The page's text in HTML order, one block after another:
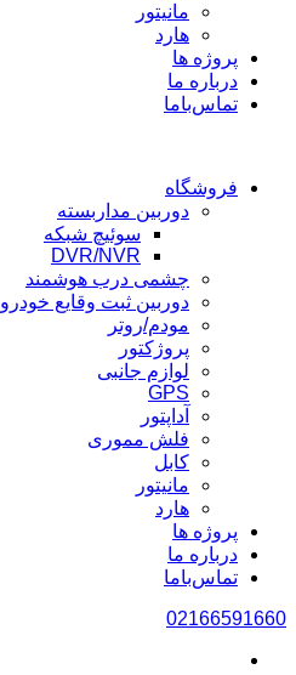
مانیتور
هارد
پروژه ها
درباره ما
تماس‌باما
فروشگاه
دوربین مداربسته
سوئیچ شبکه
DVR/NVR
چشمی درب هوشمند
دوربین ثبت وقایع خودرو
مودم/روتر
پروژکتور
لوازم جانبی
GPS
آداپتور
فلش مموری
کابل
مانیتور
هارد
پروژه ها
درباره ما
تماس‌باما
02166591660